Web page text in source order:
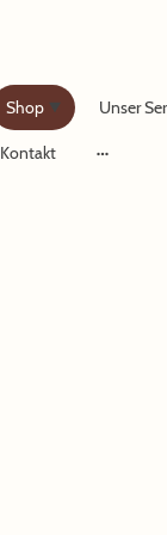
Shop Unser
Kontakt